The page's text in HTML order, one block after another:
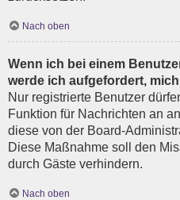
Nach oben
Wenn ich bei einem
werde ich aufgefordert,
Nur registrierte Benutzer
Funktion für Nachrichten an
diese von der Board-
Diese Maßnahme soll den
durch Gäste verhindern.
Nach oben